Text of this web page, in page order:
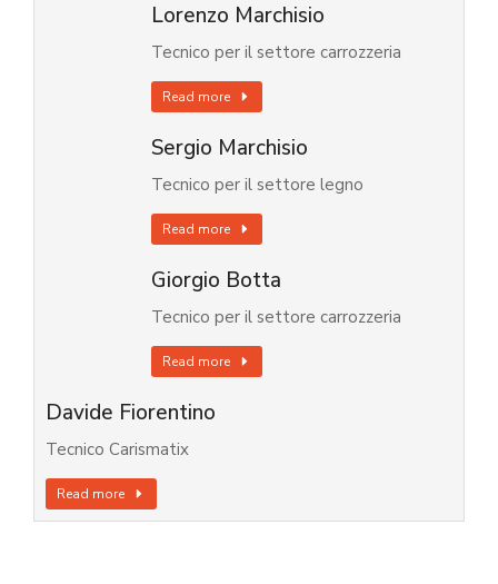
Lorenzo Marchisio
Tecnico per il settore carrozzeria
Read more
Sergio Marchisio
Tecnico per il settore legno
Read more
Giorgio Botta
Tecnico per il settore carrozzeria
Read more
Davide Fiorentino
Tecnico Carismatix
Read more